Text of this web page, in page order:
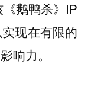
《鹅鸭杀》IP
现在有限的
响力。